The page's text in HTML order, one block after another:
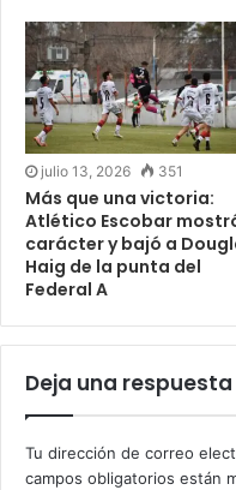
julio 13, 2026 351
Más que una victoria:
Atlético Escobar
carácter y bajó a
Haig de la punta del
Federal A
Deja una respuesta
Tu dirección de correo
campos obligatorios están